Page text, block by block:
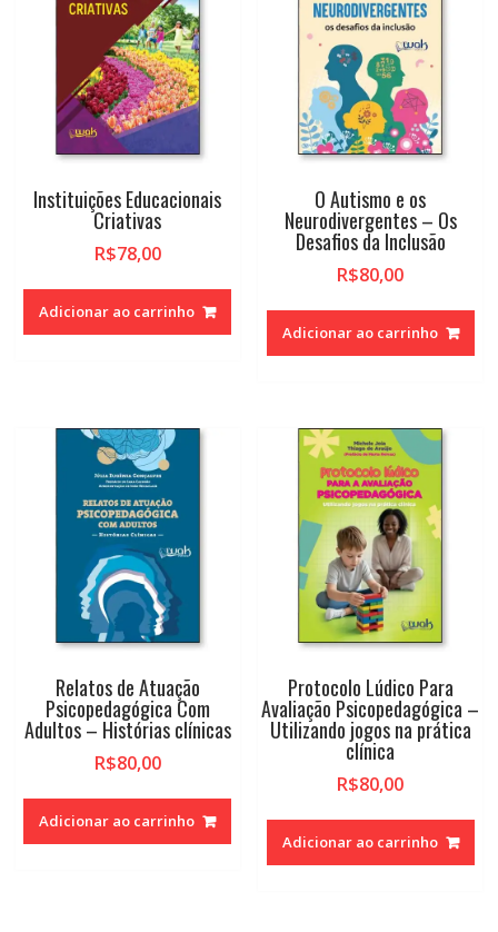
Instituições Educacionais
Criativas
R$78,00
Adicionar ao carrinho
O Autismo e os
Neurodivergentes – Os
Desafios da Inclusão
R$80,00
Adicionar ao carrinho
Relatos de Atuação
Psicopedagógica Com
Adultos – Histórias clínicas
R$80,00
Adicionar ao carrinho
Protocolo Lúdico Para
Avaliação Psicopedagógica –
Utilizando jogos na prática
clínica
R$80,00
Adicionar ao carrinho